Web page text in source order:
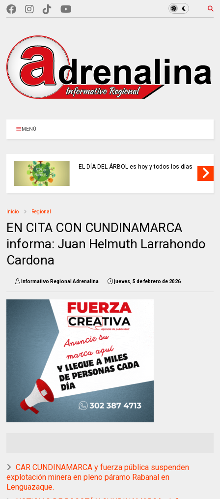
MENÚ
EL DÍA DEL ÁRBOL es hoy y todos los días
Inicio Regional
EN CITA CON CUNDINAMARCA
informa: Juan Helmuth Larrahondo
Cardona
Informativo Regional Adrenalina jueves, 5 de febrero de 2026
CAR CUNDINAMARCA y fuerza pública suspenden
explotación minera en pleno páramo Rabanal en
Lenguazaque.